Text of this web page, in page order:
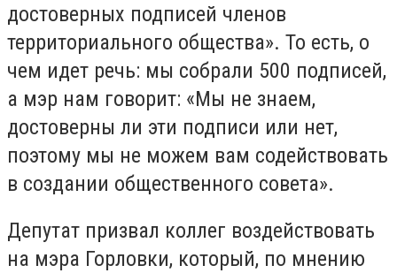
достоверных подписей членов
территориального общества». То есть, о
чем идет речь: мы собрали 500 подписей,
а мэр нам говорит: «Мы не знаем,
достоверны ли эти подписи или нет,
поэтому мы не можем вам содействовать
в создании общественного совета».
Депутат призвал коллег воздействовать
на мэра Горловки, который, по мнению